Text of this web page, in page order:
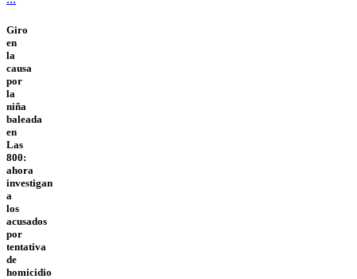
Giro
en
la
causa
por
la
niña
baleada
en
Las
800:
ahora
investigan
a
los
acusados
por
tentativa
de
homicidio